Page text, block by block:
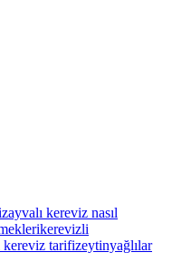
ayvalı kereviz nasıl
kerevizli
kereviz tarifizeytinyağlılar